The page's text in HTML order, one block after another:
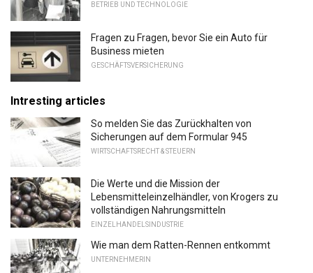
BETRIEB UND TECHNOLOGIE
Fragen zu Fragen, bevor Sie ein Auto für
Business mieten
GESCHÄFTSVERSICHERUNG
Intresting articles
So melden Sie das Zurückhalten von
Sicherungen auf dem Formular 945
WIRTSCHAFTSRECHT & STEUERN
Die Werte und die Mission der
Lebensmitteleinzelhändler, von Krogers zu
vollständigen Nahrungsmitteln
EINZELHANDELSINDUSTRIE
Wie man dem Ratten-Rennen entkommt
UNTERNEHMERIN